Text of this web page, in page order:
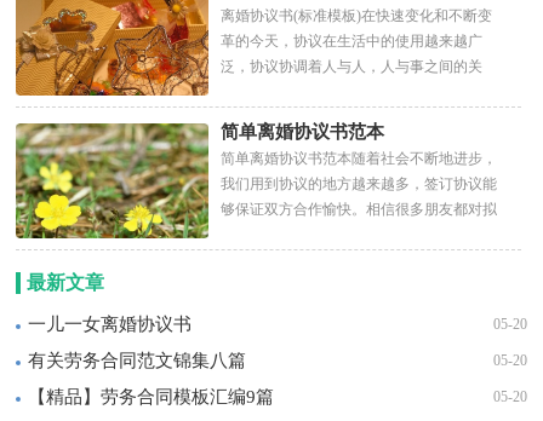
离婚协议书(标准模板)在快速变化和不断变
革的今天，协议在生活中的使用越来越广
泛，协议协调着人与人，人与事之间的关
简单离婚协议书范本
简单离婚协议书范本随着社会不断地进步，
我们用到协议的地方越来越多，签订协议能
够保证双方合作愉快。相信很多朋友都对拟
最新文章
05-20
一儿一女离婚协议书
05-20
有关劳务合同范文锦集八篇
05-20
【精品】劳务合同模板汇编9篇